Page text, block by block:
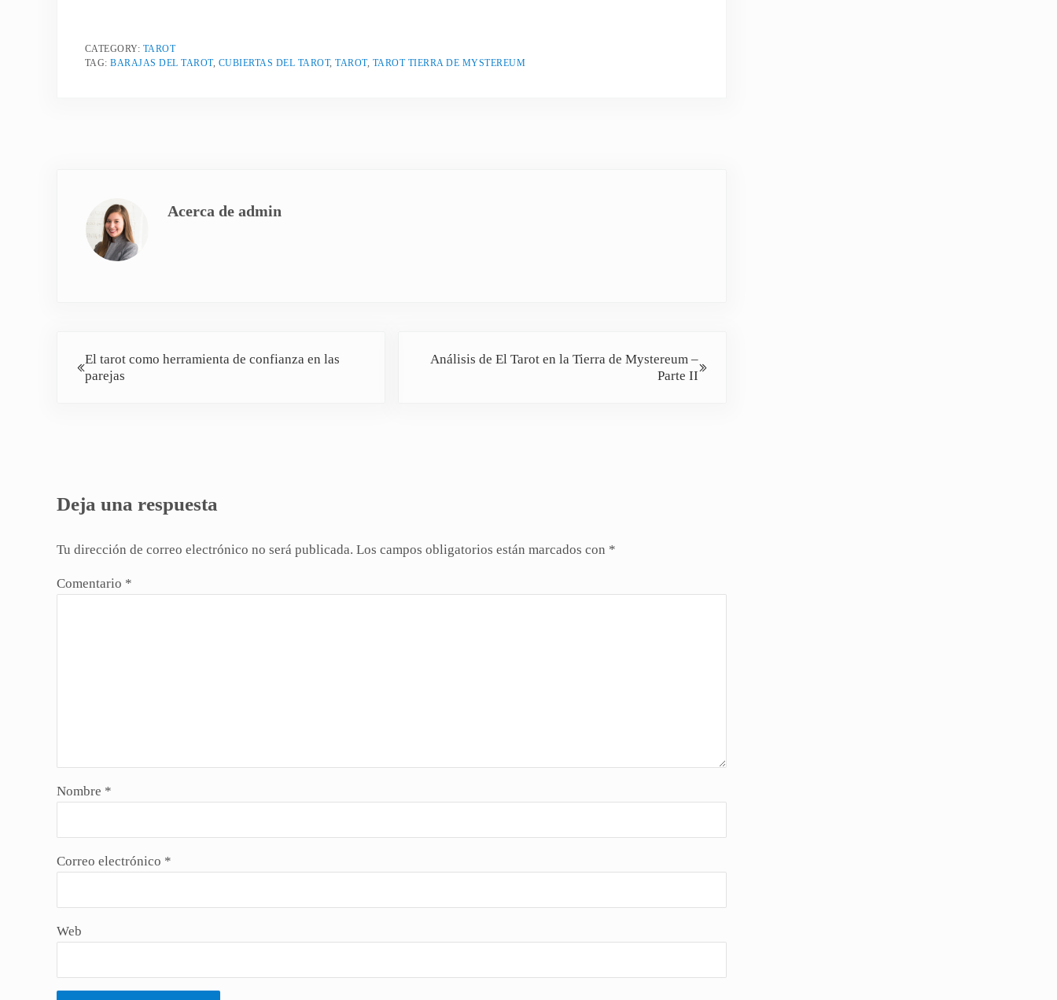
CATEGORY: TAROT
TAG:BARAJAS DEL TAROT, CUBIERTAS DEL TAROT,TAROT, TAROT TIERRA DE MYSTEREUM
Acerca de admin
El tarot como herramienta de confianza en las
parejas
Análisis de El Tarot en la Tierra de Mystereum –
Parte II
Deja una respuesta
Tu dirección de correo electrónico no será publicada. Los campos obligatorios están marcados con *
Comentario *
Nombre *
Correo electrónico *
Web